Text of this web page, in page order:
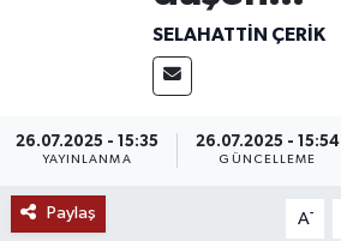
SELAHATTIN ÇERIK
26.07.2025 - 15:35
YAYINLANMA
26.07.2025 - 15:54
GÜNCELLEME
Paylaş A-
MAGAZİN
RESMİ İLANLAR
SAĞLIK